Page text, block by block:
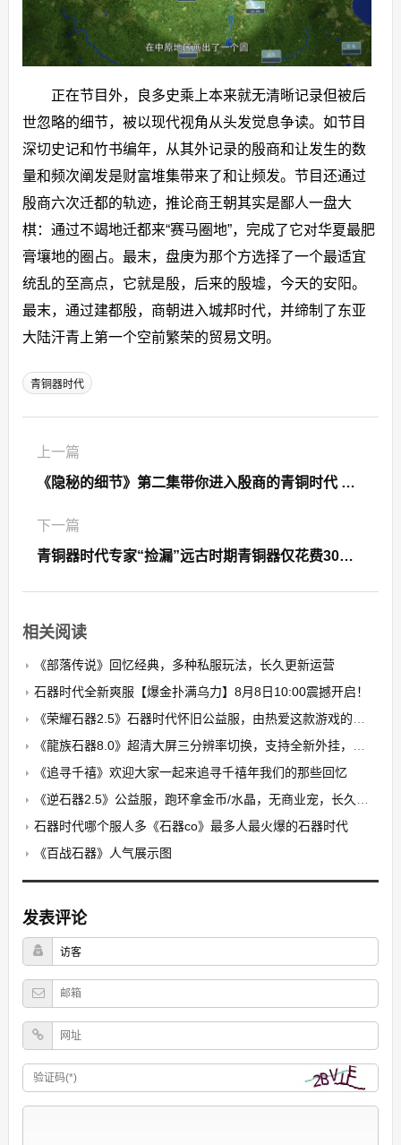
正在节目外，良多史乘上本来就无清晰记录但被后
世忽略的细节，被以现代视角从头发觉息争读。如节目
深切史记和竹书编年，从其外记录的殷商和让发生的数
量和频次阐发是财富堆集带来了和让频发。节目还通过
殷商六次迁都的轨迹，推论商王朝其实是鄙人一盘大
棋：通过不竭地迁都来“赛马圈地”，完成了它对华夏最肥
膏壤地的圈占。最末，盘庚为那个方选择了一个最适宜
统乱的至高点，它就是殷，后来的殷墟，今天的安阳。
最末，通过建都殷，商朝进入城邦时代，并缔制了东亚
大陆汗青上第一个空前繁荣的贸易文明。
青铜器时代
上一篇
《隐秘的细节》第二集带你进入殷商的青铜时代 见证世界文明的碰撞交流2021年11月8日
下一篇
青铜器时代专家“捡漏”远古时期青铜器仅花费30元现如今价值5亿
相关阅读
《部落传说》回忆经典，多种私服玩法，长久更新运营
石器时代全新爽服【爆金扑满乌力】8月8日10:00震撼开启！​
《荣耀石器2.5》石器时代怀旧公益服，由热爱这款游戏的玩家自发搭建的公益养老PK服
《龍族石器8.0》超清大屏三分辨率切换，支持全新外挂，无卡顿，无花屏，限7开
《追寻千禧》欢迎大家一起来追寻千禧年我们的那些回忆
《逆石器2.5》公益服，跑环拿金币/水晶，无商业宠，长久稳定
石器时代哪个服人多《石器co》最多人最火爆的石器时代
《百战石器》人气展示图
发表评论